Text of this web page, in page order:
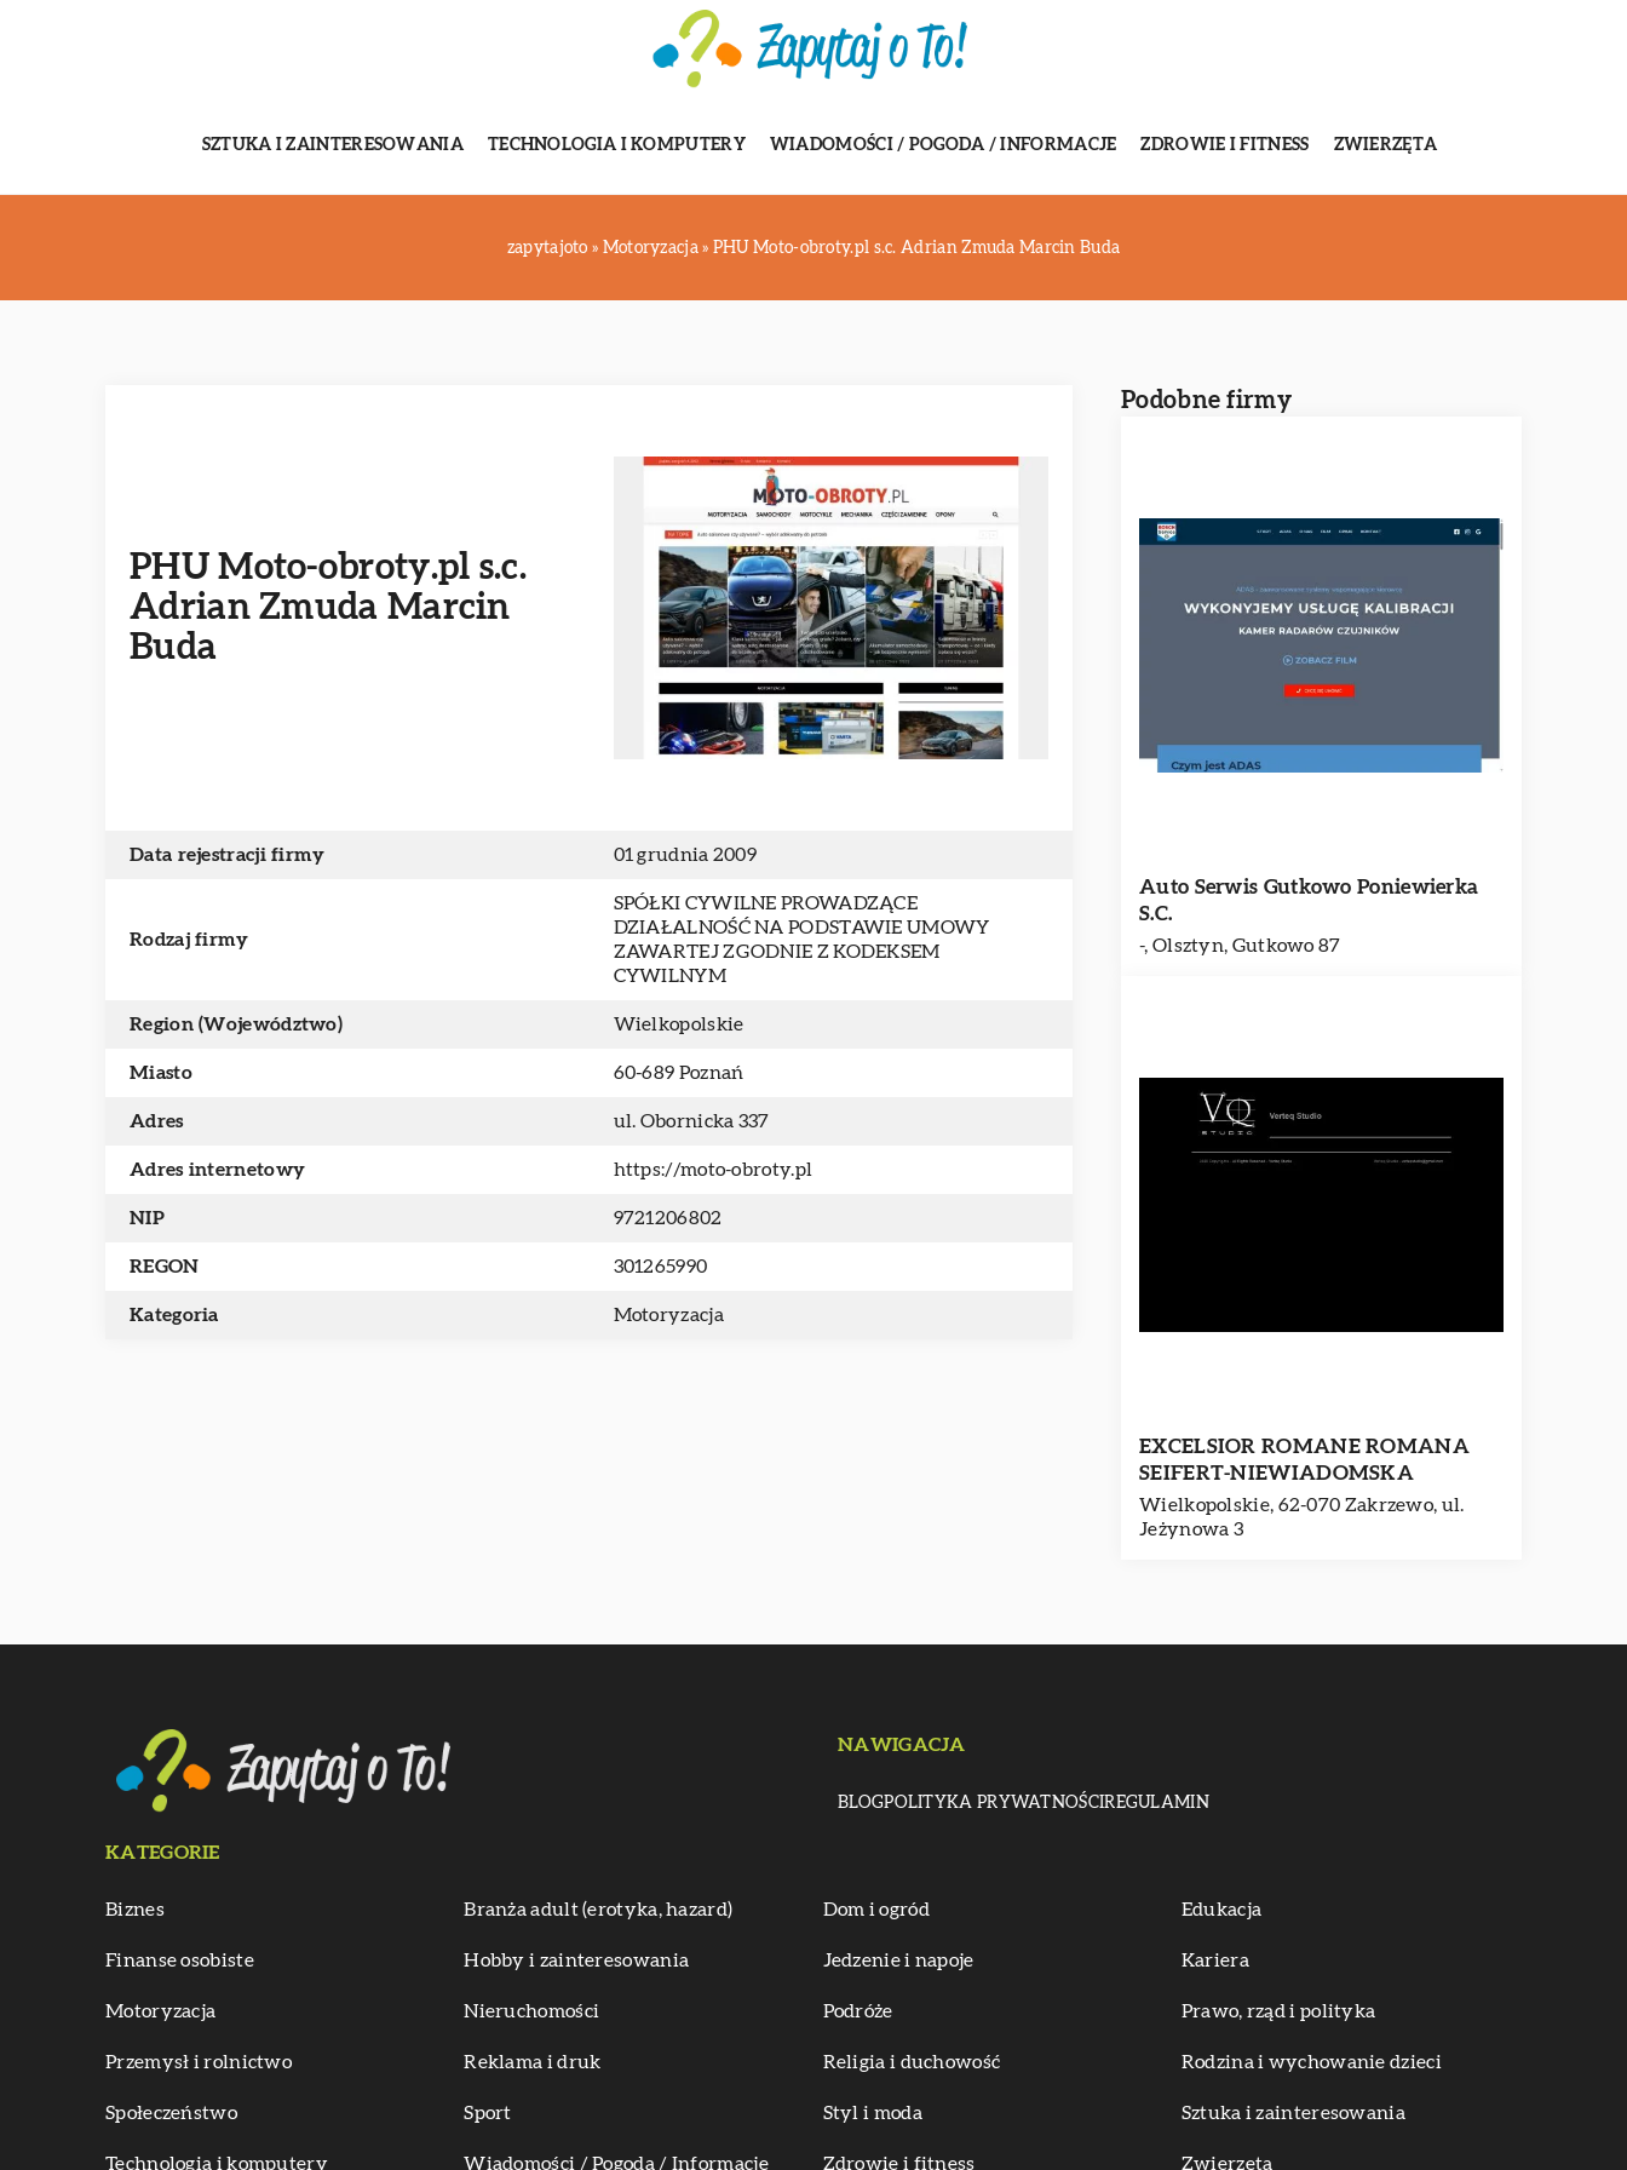
SZTUKA I ZAINTERESOWANIA TECHNOLOGIA I KOMPUTERY WIADOMOŚCI / POGODA / INFORMACJE ZDROWIE I FITNESS ZWIERZĘTA
zapytajoto » Motoryzacja» PHU Moto-obroty.pl s.c. Adrian Zmuda Marcin Buda
PHU Moto-obroty.pl s.c.
Adrian Zmuda Marcin
Buda
Data rejestracji firmy 01 grudnia 2009
Rodzaj firmy
SPÓŁKI CYWILNE PROWADZĄCE
DZIAŁALNOŚĆ NA PODSTAWIE UMOWY
ZAWARTEJ ZGODNIE Z KODEKSEM
CYWILNYM
Region (Województwo) Wielkopolskie
Miasto 60-689 Poznań
Adres ul. Obornicka 337
Adres internetowy https://moto-obroty.pl
NIP 9721206802
REGON 301265990
Kategoria Motoryzacja
Podobne firmy
Auto Serwis Gutkowo Poniewierka
S.C.
-, Olsztyn, Gutkowo 87
EXCELSIOR ROMANE ROMANA
SEIFERT-NIEWIADOMSKA
Wielkopolskie, 62-070 Zakrzewo, ul.
Jeżynowa 3
NAWIGACJA
BLOGPOLITYKA PRYWATNOŚCIREGULAMIN
KATEGORIE
Biznes Branża adult (erotyka, hazard) Dom i ogród Edukacja
Finanse osobiste Hobby i zainteresowania Jedzenie i napoje Kariera
Motoryzacja Nieruchomości Podróże Prawo, rząd i polityka
Przemysł i rolnictwo Reklama i druk Religia i duchowość Rodzina i wychowanie dzieci
Społeczeństwo Sport Styl i moda Sztuka i zainteresowania
Technologia i komputery Wiadomości / Pogoda / Informacje Zdrowie i fitness Zwierzęta